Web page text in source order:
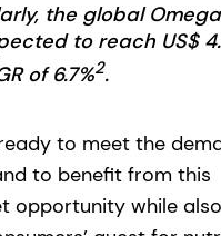
the global
to reach US$
of 6.7%2.
to meet the
to benefit from this
opportunity while also